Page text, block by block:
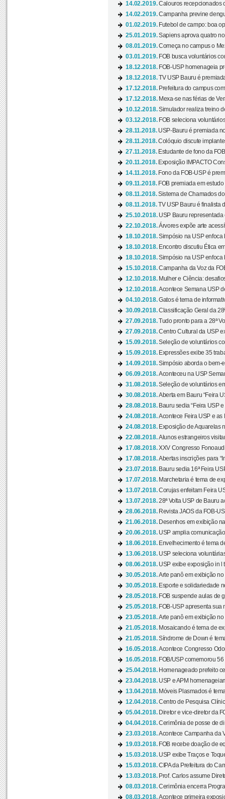
14.02.2019.Calouros recepcionados
14.02.2019.Campanha previne
01.02.2019. Futebol de campo: boa
25.01.2019.Sapiens aprova quatro
08.01.2019.Começa no campus o
03.01.2019. FOB busca voluntários
18.12.2018. FOB-USP homenageia
18.12.2018.TV USP Bauru é
17.12.2018. Prefeitura do campus
17.12.2018. Mexa-se nas férias de
10.12.2018.Simulador realiza treino
03.12.2018. FOB seleciona
28.11.2018. USP-Bauru é premiada
28.11.2018.Colóquio discute
27.11.2018. Estudante de fono da
20.11.2018. Exposição IMPACTO
14.11.2018. Fono da FOB-USP é
09.11.2018. FOB premiada em estudo
08.11.2018.Sistema de Chamados
08.11.2018.TV USP Bauru é finalista
25.10.2018. USP Bauru representada
22.10.2018.Árvores expõe arte
18.10.2018.Simpósio na USP enfoca
18.10.2018. Encontro discutiu Ética
18.10.2018.Simpósio na USP enfoca
15.10.2018.Campanha da Voz da
12.10.2018. Mulher e Ciência:
12.10.2018.Acontece Semana USP
04.10.2018.Gatos é tema de
30.09.2018.Classificação Geral da
27.09.2018.Tudo pronto para a 28ª
27.09.2018.Centro Cultural da USP
15.09.2018.Seleção de voluntários
15.09.2018. Expressões exibe 35
14.09.2018.Simpósio aborda o bem-
06.09.2018.Aconteceu na USP
31.08.2018.Seleção de voluntários
30.08.2018.Aberta em Bauru “Feira
28.08.2018. Bauru sedia “Feira USP
24.08.2018.Acontece Feira USP e as
24.08.2018. Exposição de Aquarelas
22.08.2018.Alunos estrangeiros
17.08.2018.XXV Congresso
17.08.2018.Abertas inscrições para
23.07.2018. Bauru sedia 16ª Feira
17.07.2018. Marchetaria é tema de
13.07.2018.Corujas enfeitam Feira
13.07.2018.28ª Volta USP de Bauru
28.06.2018. Revista JAOS da FOB-
21.06.2018. Desenhos em exibição
20.06.2018. USP amplia
18.06.2018. Envelhecimento é tema
13.06.2018. USP seleciona
08.06.2018. USP exibe exposição in l
30.05.2018.Arte panô em exibição no
30.05.2018. Esporte e solidariedade
28.05.2018. FOB suspende aulas de
25.05.2018. FOB-USP apresenta sua
23.05.2018.Arte panô em exibição no
21.05.2018. Mosaicando é tema de
21.05.2018.Síndrome de Down é
16.05.2018.Acontece Congresso
16.05.2018. FOB/USP comemorou
25.04.2018. Homenageado prefeito
23.04.2018. USP e APM
13.04.2018. Móveis Plasmados é
12.04.2018.Centro de Pesquisa
05.04.2018. Diretor e vice-diretor da
04.04.2018.Cerimônia de posse de
23.03.2018.Acontece Campanha da
19.03.2018. FOB recebe doação de
15.03.2018. USP exibe Traços e
15.03.2018.CIPA da Prefeitura do
13.03.2018. Prof. Carlos assume
08.03.2018.Cerimônia encerra
08.03.2018.Acontece primeira